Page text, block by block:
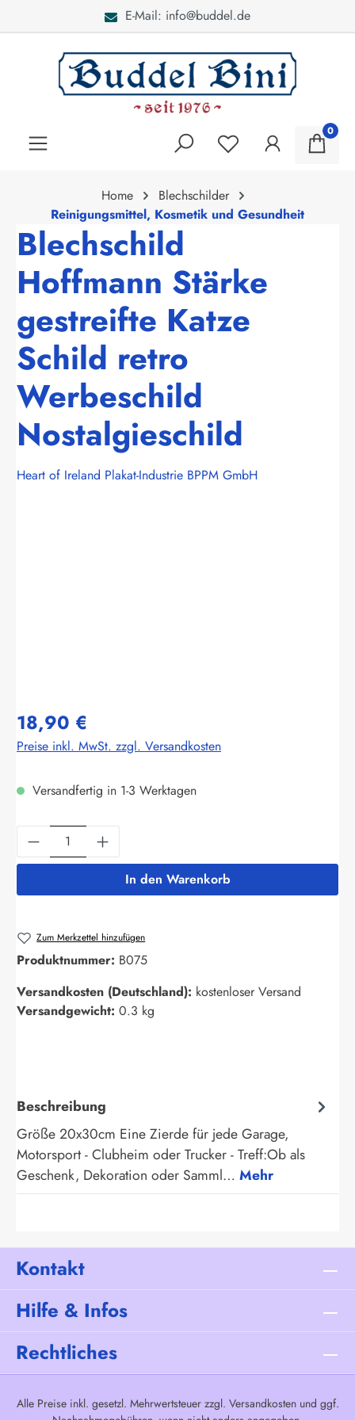
E-Mail: info@buddel.de
0
Home
Blechschilder
Reinigungsmittel, Kosmetik und Gesundheit
Blechschild
Hoffmann Stärke
gestreifte Katze
Schild retro
Werbeschild
Nostalgieschild
Heart of Ireland Plakat-Industrie BPPM GmbH
18,90 €
Preise inkl. MwSt. zzgl. Versandkosten
Versandfertig in 1-3 Werktagen
Produkt Anzahl: Gib den gewünschten
In den Warenkorb
Zum Merkzettel hinzufügen
Produktnummer: B075
Versandkosten (Deutschland): kostenloser Versand
Versandgewicht: 0.3 kg
Beschreibung
Größe 20x30cm Eine Zierde für jede Garage,
Motorsport - Clubheim oder Trucker - Treff:Ob als
Geschenk, Dekoration oder Samml… Mehr
Kontakt
Hilfe & Infos
Rechtliches
Alle Preise inkl. gesetzl. Mehrwertsteuer zzgl. Versandkostenund ggf.